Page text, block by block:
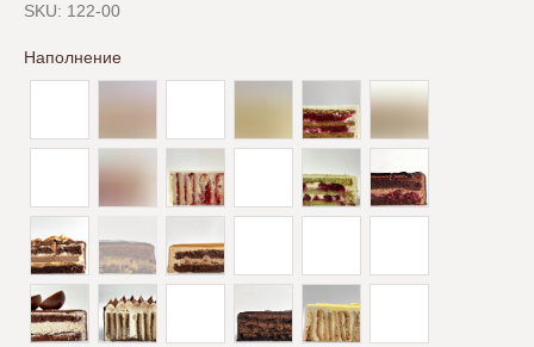
SKU: 122-00
Наполнение